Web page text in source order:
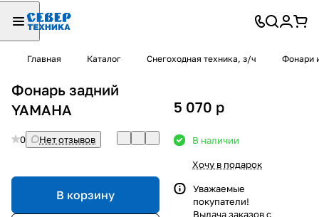
Главная Каталог Снегоходная техника, з/ч Фонари
Фонарь задний
YAMAHA
0 Нет отзывов
В корзину
5 070 p
В наличии
Хочу в подарок
Уважаемые
покупатели!
Выдача заказов с